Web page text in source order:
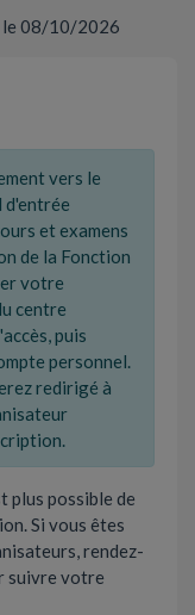
le 08/10/2026
vers le
et examens
de la Fonction
votre
centre
puis
personnel.
redirigé à
plus possible de
Si vous êtes
rendez-
suivre votre